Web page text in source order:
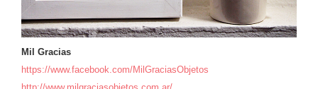
Mil Gracias
https://www.facebook.com/MilGraciasObjetos